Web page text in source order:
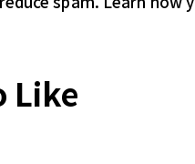
Like